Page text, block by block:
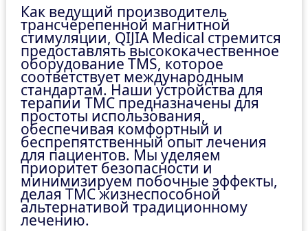
Как ведущий производитель
трансчерепенной магнитной
стимуляции, QIJIA Medical стремится
предоставлять высококачественное
оборудование TMS, которое
соответствует международным
стандартам. Наши устройства для
терапии ТМС предназначены для
простоты использования,
обеспечивая комфортный и
беспрепятственный опыт лечения
для пациентов. Мы уделяем
приоритет безопасности и
минимизируем побочные эффекты,
делая ТМС жизнеспособной
альтернативой традиционному
лечению.